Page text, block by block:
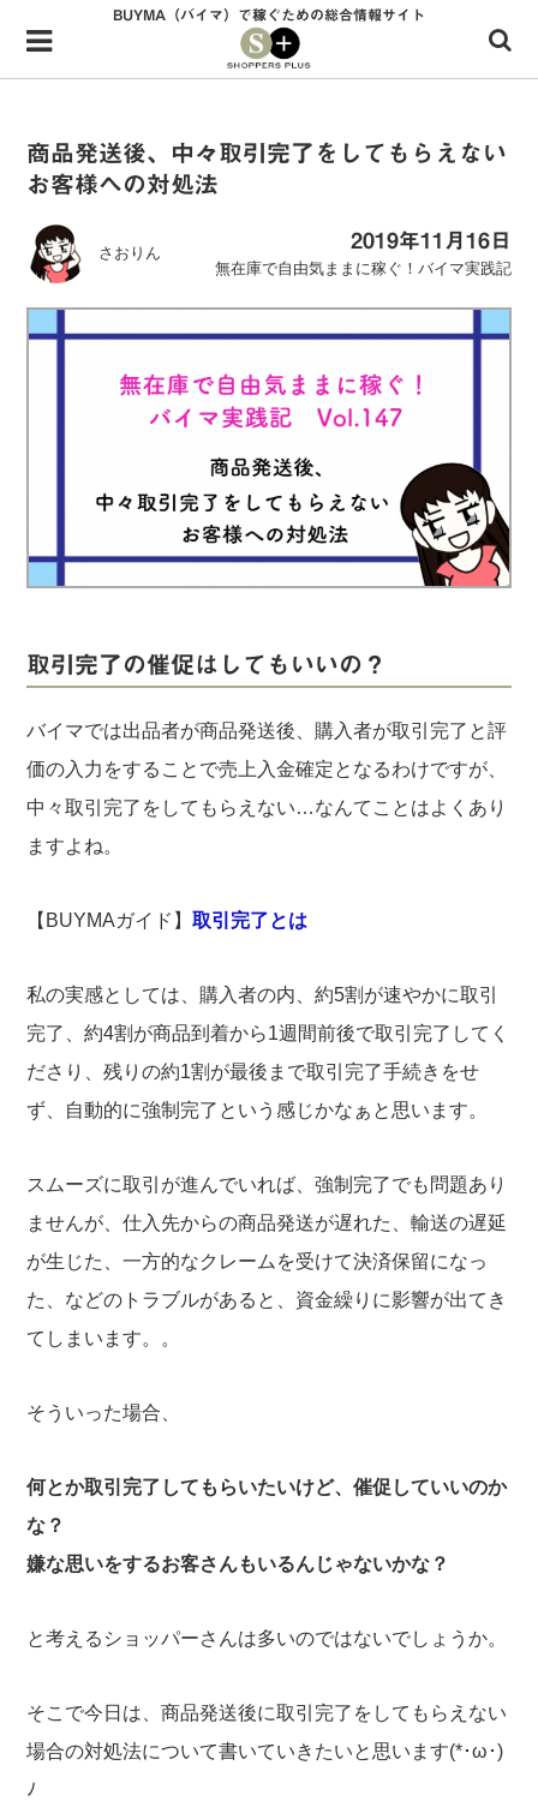
Menu
HOME
34歳独身OLバイマ実践記
無在庫で自由気ままに稼ぐ！バイマ実践記
BUYMAで人気のブランド
BUYMAの売れ筋商品
バイマ活動の疑問に売れっ子現役バイヤーが答えてみた
実録！海外ショップで買ってみた！
パーソナルショッパー指南書
BUYMA（バイマ）で稼ぐための総合情報サイト
商品発送後、中々取引完了をしてもらえない
お客様への対処法
さおりん
2019年11月16日
無在庫で自由気ままに稼ぐ！バイマ実践記
取引完了の催促はしてもいいの？
バイマでは出品者が商品発送後、購入者が取引完了と評
価の入力をすることで売上入金確定となるわけですが、
中々取引完了をしてもらえない…なんてことはよくあり
ますよね。
【BUYMAガイド】取引完了とは
私の実感としては、購入者の内、約5割が速やかに取引
完了、約4割が商品到着から1週間前後で取引完了してく
ださり、残りの約1割が最後まで取引完了手続きをせ
ず、自動的に強制完了という感じかなぁと思います。
スムーズに取引が進んでいれば、強制完了でも問題あり
ませんが、仕入先からの商品発送が遅れた、輸送の遅延
が生じた、一方的なクレームを受けて決済保留になっ
た、などのトラブルがあると、資金繰りに影響が出てき
てしまいます。。
そういった場合、
何とか取引完了してもらいたいけど、催促していいのか
な？
嫌な思いをするお客さんもいるんじゃないかな？
と考えるショッパーさんは多いのではないでしょうか。
そこで今日は、商品発送後に取引完了をしてもらえない
場合の対処法について書いていきたいと思います(*･ω･)
ﾉ